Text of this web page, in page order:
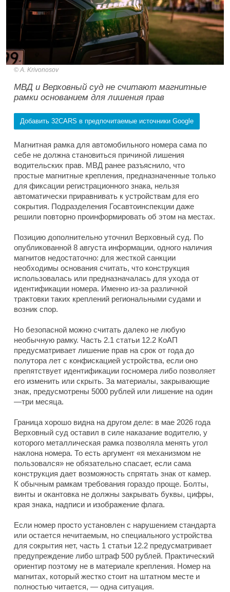
A. Krivonosov
МВД и Верховный суд не считают магнитные
рамки основанием для лишения прав
Добавить 32CARS в предпочитаемые источники Google
Магнитная рамка для автомобильного номера сама по
себе не должна становиться причиной лишения
водительских прав. МВД ранее разъяснило, что
простые магнитные крепления, предназначенные только
для фиксации регистрационного знака, нельзя
автоматически приравнивать к устройствам для его
сокрытия. Подразделения Госавтоинспекции даже
решили повторно проинформировать об этом на местах.
Позицию дополнительно уточнил Верховный суд. По
опубликованной 8 августа информации, одного наличия
магнитов недостаточно: для жесткой санкции
необходимы основания считать, что конструкция
использовалась или предназначалась для ухода от
идентификации номера. Именно из-за различной
трактовки таких креплений региональными судами и
возник спор.
Но безопасной можно считать далеко не любую
необычную рамку. Часть 2.1 статьи 12.2 КоАП
предусматривает лишение прав на срок от года до
полутора лет с конфискацией устройства, если оно
препятствует идентификации госномера либо позволяет
его изменить или скрыть. За материалы, закрывающие
знак, предусмотрены 5000 рублей или лишение на один
—три месяца.
Граница хорошо видна на другом деле: в мае 2026 года
Верховный суд оставил в силе наказание водителю, у
которого металлическая рамка позволяла менять угол
наклона номера. То есть аргумент «я механизмом не
пользовался» не обязательно спасает, если сама
конструкция дает возможность спрятать знак от камер.
К обычным рамкам требования гораздо проще. Болты,
винты и окантовка не должны закрывать буквы, цифры,
края знака, надписи и изображение флага.
Если номер просто установлен с нарушением стандарта
или остается нечитаемым, но специального устройства
для сокрытия нет, часть 1 статьи 12.2 предусматривает
предупреждение либо штраф 500 рублей. Практический
ориентир поэтому не в материале крепления. Номер на
магнитах, который жестко стоит на штатном месте и
полностью читается, — одна ситуация.